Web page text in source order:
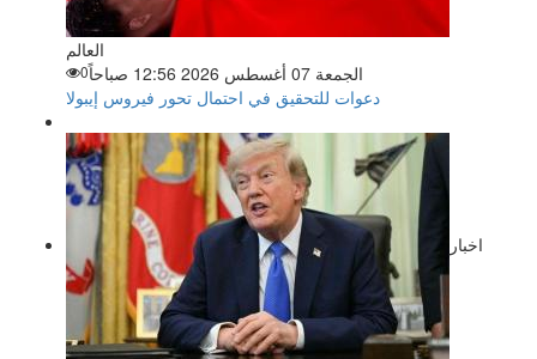
العالم
الجمعة 07 أغسطس 2026 12:56 صباحاً
0
دعوات للتحقيق في احتمال تحور فيروس إيبولا
اخبار